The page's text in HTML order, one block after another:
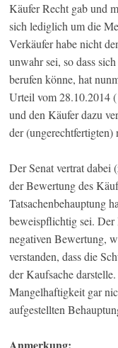
Käufer Recht gab und
sich lediglich um die
Verkäufer habe nicht
unwahr sei, so dass
berufen könne, hat
Urteil vom 28.10.2014
und den Käufer dazu
der
Der Senat vertrat dabei
der Bewertung des
Tatsachenbehauptung
beweispflichtig sei. Der
negativen Bewertung,
verstanden, dass die
der Kaufsache
Mangelhaftigkeit gar
aufgestellten